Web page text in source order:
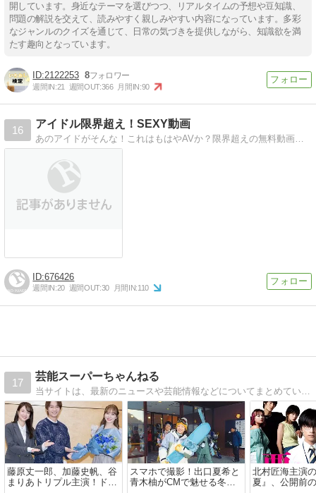
開しています。身近なテーマを選びつつ、リアルタイムの予想や豆知識、
問題の解説を交えて、読みやすく親しみやすい内容になっています。多彩
なジャンルのクイズを通じて、日常の気づきを提供しながら、知識欲を満
たす趣向となっています。
2122253 8
週間IN:21 週間OUT:366 月間IN:90
16
アイドル限界超え！SEXY動画
あのアイドがそんな！これはもはやAVか？限界超えの無料動画多数！これはもはやAVか！？グラビアアイドルのお宝動画
676426
週間IN:20 週間OUT:30 月間IN:110
17
芸能スーパーちゃんねる
藤原丈一郎、加藤史帆、谷
まりあトリプル主演！ドラ
スマホで撮影！出口夏希と
青木柚がCMで魅せる冬の
北村匠海主演
夏』、公開前